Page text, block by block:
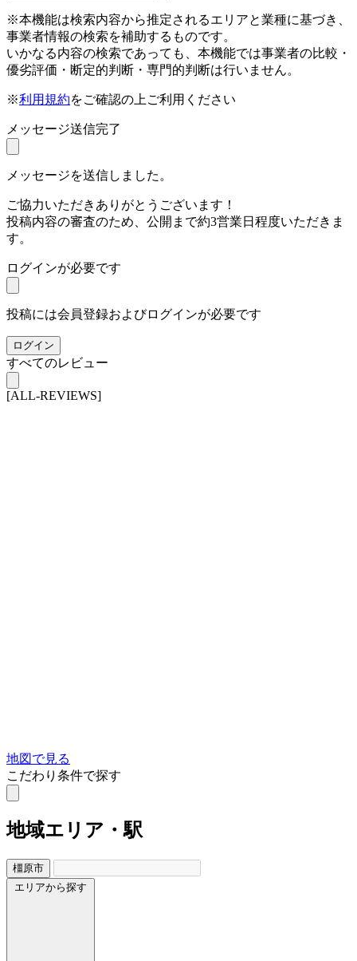
※本機能は検索内容から推定されるエリアと業種に基づき、
事業者情報の検索を補助するものです。
いかなる内容の検索であっても、本機能では事業者の比較・
優劣評価・断定的判断・専門的判断は行いません。
※利用規約をご確認の上ご利用ください
メッセージ送信完了
メッセージを送信しました。
ご協力いただきありがとうございます！
投稿内容の審査のため、公開まで約3営業日程度いただきま
す。
ログインが必要です
投稿には会員登録およびログインが必要です
ログイン
すべてのレビュー
[ALL-REVIEWS]
地図で見る
こだわり条件で探す
地域エリア・駅
橿原市
エリアから探す